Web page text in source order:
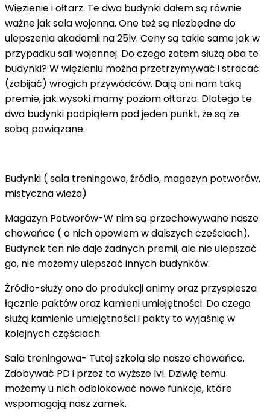
Więzienie i ołtarz. Te dwa budynki dałem są równie
ważne jak sala wojenna. One też są niezbędne do
ulepszenia akademii na 25lv. Ceny są takie same jak w
przypadku sali wojennej. Do czego zatem służą oba te
budynki? W więzieniu można przetrzymywać i stracać
(zabijać) wrogich przywódców. Dają oni nam taką
premie, jak wysoki mamy poziom ołtarza. Dlatego te
dwa budynki podpiąłem pod jeden punkt, że są ze
sobą powiązane.
Budynki ( sala treningowa, źródło, magazyn potworów,
mistyczna wieża)
Magazyn Potworów-W nim są przechowywane nasze
chowańce ( o nich opowiem w dalszych częściach).
Budynek ten nie daje żadnych premii, ale nie ulepszać
go, nie możemy ulepszać innych budynków.
Źródło-służy ono do produkcji animy oraz przyspiesza
łącznie paktów oraz kamieni umiejętności. Do czego
służą kamienie umiejętności i pakty to wyjaśnię w
kolejnych częściach
Sala treningowa- Tutaj szkolą się nasze chowańce.
Zdobywać PD i przez to wyższe lvl. Dziwię temu
możemy u nich odblokować nowe funkcje, które
wspomagają nasz zamek.